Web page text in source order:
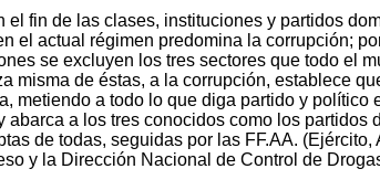
fin de las clases, instituciones y partidos
el actual régimen predomina la corrupción;
se excluyen los tres sectores que todo el
misma de éstas, a la corrupción, establece
metiendo a todo lo que diga partido y político
a los tres conocidos como los partidos
de todas, seguidas por las FF.AA.
y la Dirección Nacional de Control de